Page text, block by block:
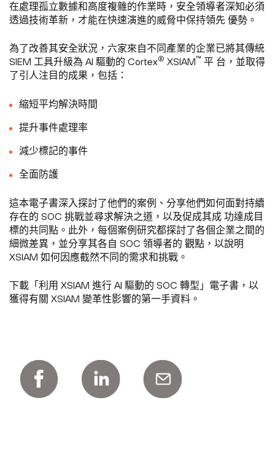
在處理孤立數據和高度複雜的作業時，安全領導者深知必須
透過技術革新，才能在快速演進的威脅中保持領先 優勢。
為了改善其安全狀況，六家來自不同產業的企業已將其傳統
SIEM 工具升級為 AI 驅動的 Cortex® XSIAM™ 平 台，並取得
了引人注目的成果，包括：
縮短平均解決時間
提升事件處理率
減少標記的事件
全面防護
這本電子書深入探討了他們的案例、分享他們如何面對持續
存在的 SOC 挑戰並尋求解決之道，以及促成其成 功達成目
標的共同點。此外，每個案例研究都探討了各個企業之間的
細微差異，並分享其各自 SOC 領導者的 觀點，以說明
XSIAM 如何因應截然不同的需求和挑戰。
下載「利用 XSIAM 進行 AI 驅動的 SOC 轉型」電子書，以
獲得有關 XSIAM 變革性影響的第一手資料。